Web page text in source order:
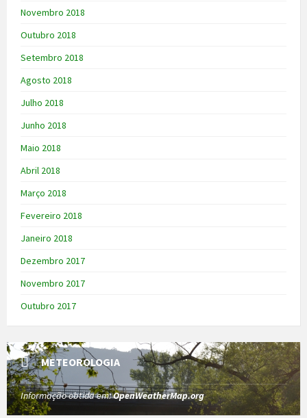
Novembro 2018
Outubro 2018
Setembro 2018
Agosto 2018
Julho 2018
Junho 2018
Maio 2018
Abril 2018
Março 2018
Fevereiro 2018
Janeiro 2018
Dezembro 2017
Novembro 2017
Outubro 2017
METEOROLOGIA
Informação obtida em:OpenWeatherMap.org